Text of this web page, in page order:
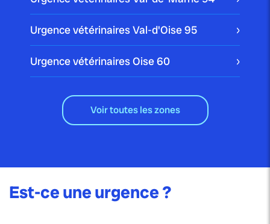
Urgence vétérinaires Val-d'Oise95
Urgence vétérinaires Oise60
Voir toutes les zones
Est-ce une urgence ?